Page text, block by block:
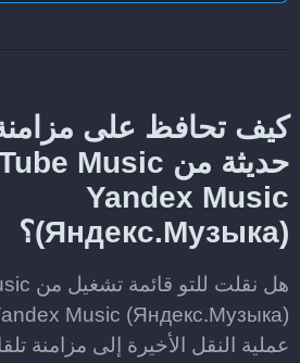
كيف تحافظ على
Yandex Music
(Яндекс.Музыка)؟
عملية النقل الأخيرة إلى مزامنة